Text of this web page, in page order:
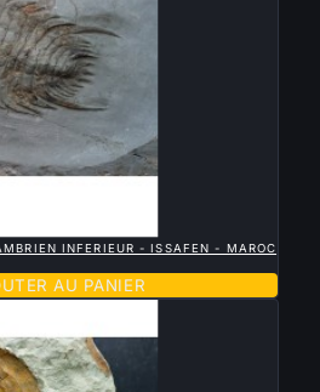
INFERIEUR - ISSAFEN - MAROC
AU PANIER